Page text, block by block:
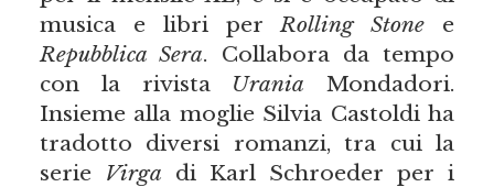
musica e libri per Rolling Stone e
Repubblica Sera. Collabora da tempo
con la rivista Urania Mondadori.
Insieme alla moglie Silvia Castoldi ha
tradotto diversi romanzi, tra cui la
serie Virga di Karl Schroeder per i